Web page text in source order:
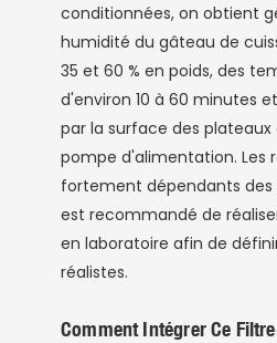
conditionnées, on obtient
humidité du gâteau de
35 et 60 % en poids, des
d'environ 10 à 60 minutes
par la surface des
pompe d'alimentation. Les
fortement dépendants des
est recommandé de
en laboratoire afin de
réalistes.
Comment Intégrer Ce